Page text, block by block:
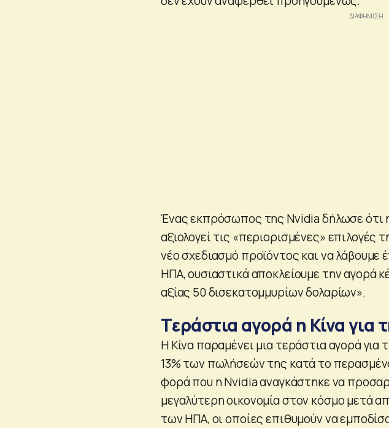
Ένας εκπρόσωπος της Nvidia δήλωσε ότι η
αξιολογεί τις «περιορισμένες»
νέο σχεδιασμό προϊόντος και να
ΗΠΑ, ουσιαστικά αποκλείουμε την αγορά
αξίας 50 δισεκατομμυρίων δολαρίων».
Tεράστια αγορά η Κίνα για
Η Κίνα παραμένει μια τεράστια αγορά
13% των πωλήσεών της κατά το
φορά που η Nvidia αναγκάστηκε να
μεγαλύτερη οικονομία στον κόσμο μετά
των ΗΠΑ, οι οποίες επιθυμούν να